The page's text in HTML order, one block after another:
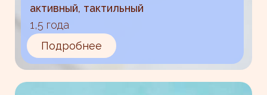
активный, тактильный
1,5 года
Подробнее